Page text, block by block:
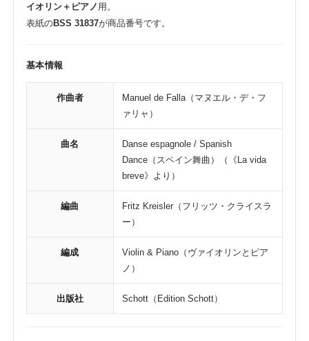
イオリン＋ピアノ 用。
表紙のBSS 31837が商品番号です。
基本情報
作曲者
Manuel de Falla（マヌエル・デ・フ
ァリャ）
曲名
Danse espagnole / Spanish
Dance（スペイン舞曲）（《La vida
breve》より）
編曲
Fritz Kreisler（フリッツ・クライスラ
ー）
編成
Violin & Piano（ヴァイオリンとピア
ノ）
出版社 Schott（Edition Schott）